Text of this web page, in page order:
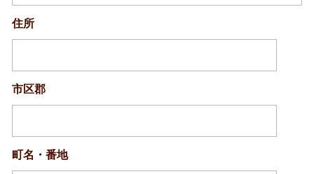
住所
市区郡
町名・番地